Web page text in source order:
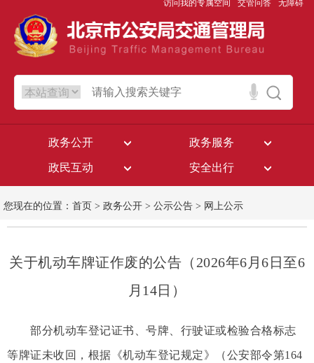
访问我的专属空间 交管问答 无障碍
政务公开 政务服务
政民互动 安全出行
您现在的位置： 首页 > 政务公开 > 公示公告 > 网上公示
关于机动车牌证作废的公告（2026年6月6日至6
月14日）
部分机动车登记证书、号牌、行驶证或检验合格标志
等牌证未收回，根据《机动车登记规定》（公安部令第164